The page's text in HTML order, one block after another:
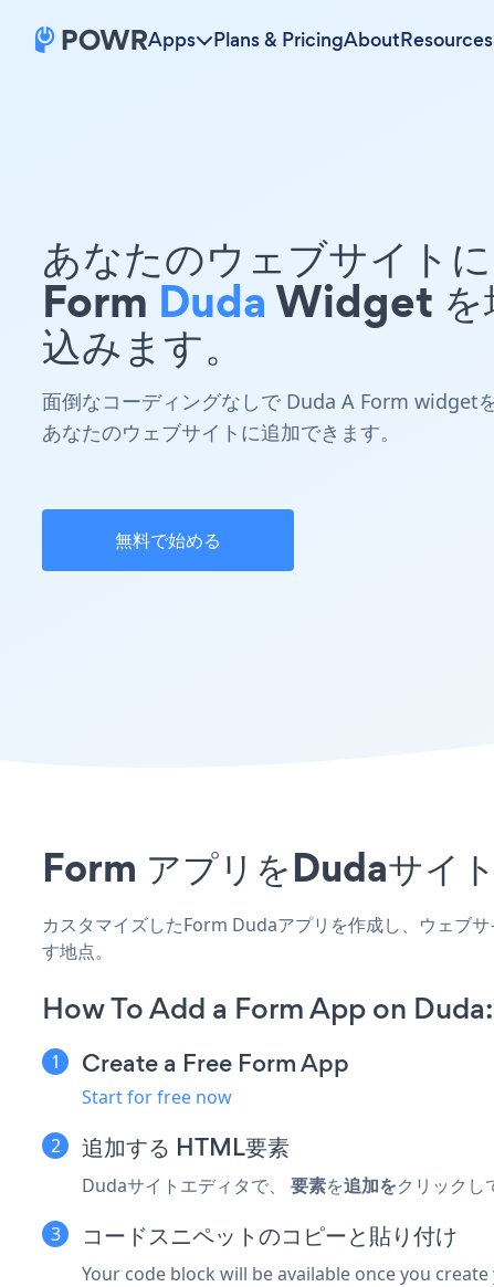
Apps Plans & PricingAboutResources
あなたのウェブサイト
Form DudaWidget を
込みます。
面倒なコーディングなしで Duda A Form widget
あなたのウェブサイトに追加できます。
無料で始める
Form アプリをDudaサイ
カスタマイズしたForm Dudaアプリを作成し、ウェブ
す地点。
How To Add a Form App on Duda:
Create a Free Form App
Start for free now
追加する HTML要素
Dudaサイトエディタで、 要素を追加をクリックし
コードスニペットのコピーと貼り付け
Your code block will be available once you